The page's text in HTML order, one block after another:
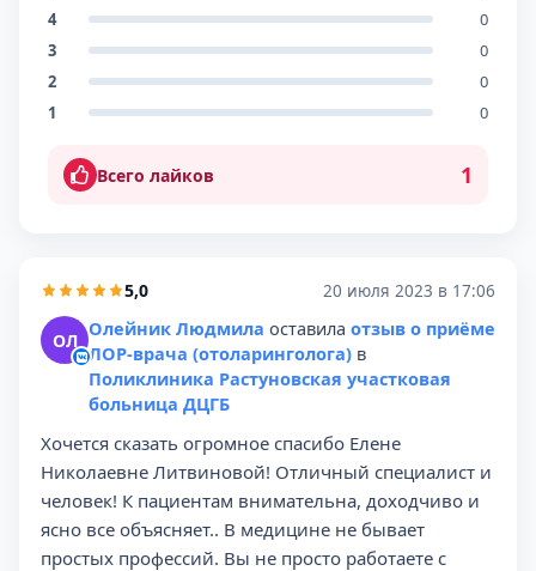
4
0
3
0
2
0
1
0
Всего лайков 1
5,0 20 июля 2023 в 17:06
ОЛ Олейник Людмила оставила отзыв о приёме
ЛОР-врача (отоларинголога) в
Поликлиника Растуновская участковая
больница ДЦГБ
Хочется сказать огромное спасибо Елене
Николаевне Литвиновой! Отличный специалист и
человек! К пациентам внимательна, доходчиво и
ясно все объясняет.. В медицине не бывает
простых профессий. Вы не просто работаете с